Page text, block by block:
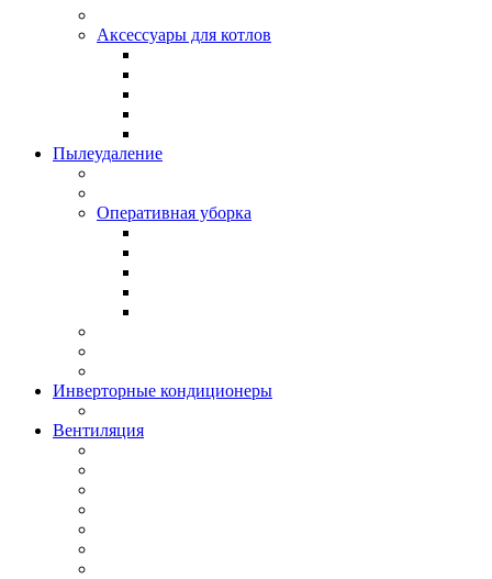
Аксессуары для котлов
Пылеудаление
Оперативная уборка
Инверторные кондиционеры
Вентиляция